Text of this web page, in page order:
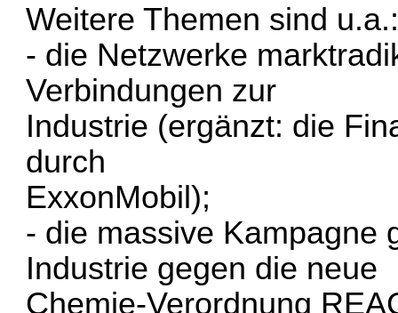
Weitere Themen sind
- die Netzwerke
Verbindungen zur
Industrie (ergänzt: die
durch
ExxonMobil);
- die massive Kampagne
Industrie gegen die neue
Chemie-Verordnung